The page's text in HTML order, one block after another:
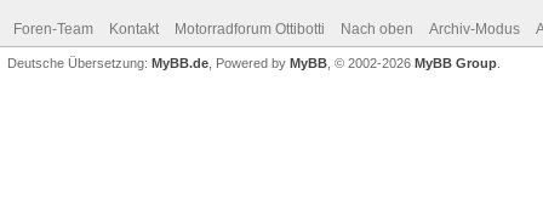
Foren-Team Kontakt Motorradforum Ottibotti Nach oben Archiv-Modus
Deutsche Übersetzung: MyBB.de , Powered by MyBB , © 2002-2026 MyBB Group